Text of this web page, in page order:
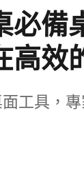
必備
高效
工具，